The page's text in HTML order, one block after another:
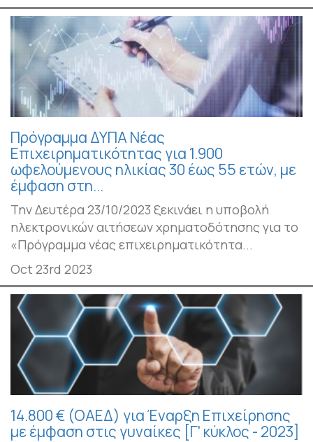
Πρόγραμμα ΔΥΠΑ Νέας
Επιχειρηματικότητας για 1.900
ωφελούμενους ηλικίας 30 έως 55 ετών, με
έμφαση στη...
Την Δευτέρα 23/10/2023 ξεκινάει η υποβολή
ηλεκτρονικών αιτήσεων χρηματοδότησης για το
«Πρόγραμμα νέας επιχειρηματικότητα...
Oct 23rd 2023
14.800 € (ΟΑΕΔ) για Έναρξη Επιχείρησης
με έμφαση στις γυναίκες [Γ' κύκλος - 2023]